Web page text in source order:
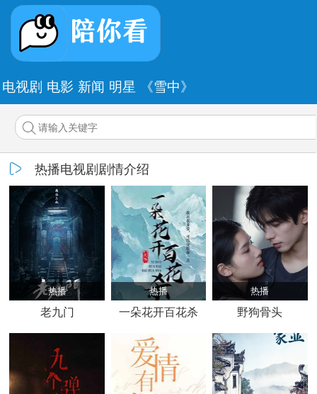
电视剧 电影 新闻 明星 《雪中》
热播电视剧剧情介绍
热播
老九门
热播
一朵花开百花杀
热播
野狗骨头